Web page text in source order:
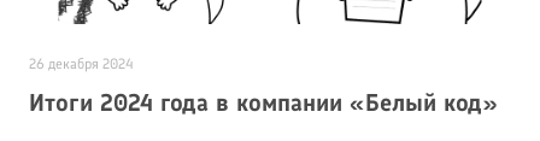
26 декабря 2024
Итоги 2024 года в компании «Белый код»